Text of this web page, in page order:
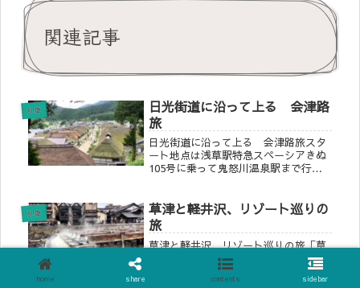
関連記事
列車
日光街道に沿って上る 会津路
旅
日光街道に沿って上る 会津路旅スタ
ート地点は浅草駅特急スペーシアきぬ
105号に乗って鬼怒川温泉駅まで行き
そばを楽しみ、会津若松へ向かいま
す。１日目浅草駅（7：30発）スペー...
列車
草津と軽井沢、リゾート巡りの
旅
草津と軽井沢、リゾート巡りの旅「草
津良いとこ一度はおいで」で知られる
湯もみ歌高温の温泉を板でもんで適温
にする「湯もみ」で歌われます。そん
home share contents sidebar